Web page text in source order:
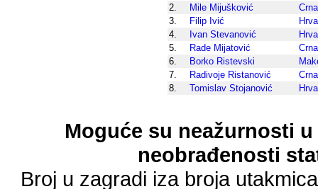
2.
Mile Mijušković
3.
Filip Ivić
4.
Ivan Stevanović
5.
Rade Mijatović
6.
Borko Ristevski
7.
Radivoje Ristanović
8.
Tomislav Stojanović
Moguće su neažurnosti
neobrađenosti
Broj u zagradi iza broja